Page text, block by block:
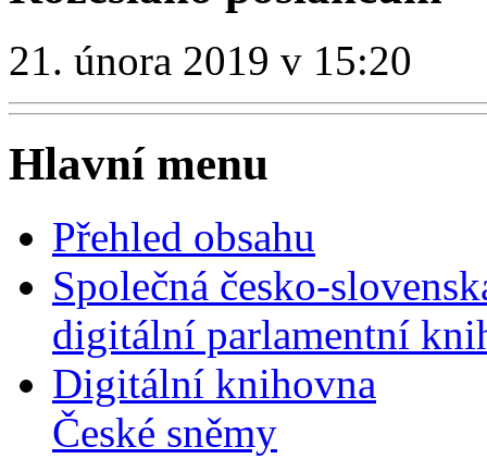
21. února 2019 v 15:20
Hlavní menu
Přehled obsahu
Společná česko-
digitální parlamentní
Digitální knihovna
České sněmy